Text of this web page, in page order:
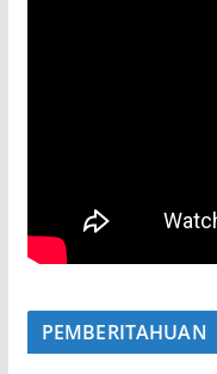
PEMBERITAHUAN